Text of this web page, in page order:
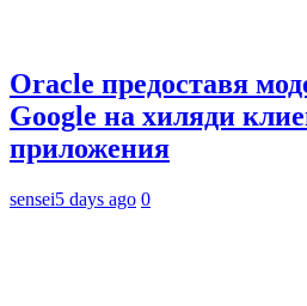
Oracle предоставя
Google на хиляди
приложения
sensei5 days ago 0